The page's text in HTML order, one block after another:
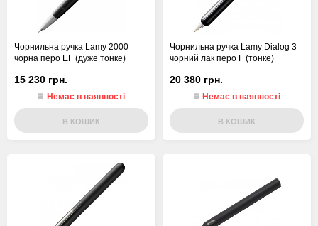
Чорнильна ручка Lamy 2000
чорна перо EF (дуже тонке)
15 230 грн.
Немає в наявності
В КОШИК
Чорнильна ручка Lamy Dialog 3
чорний лак перо F (тонке)
20 380 грн.
Немає в наявності
В КОШИК